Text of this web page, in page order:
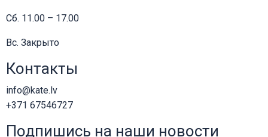
Сб. 11.00 – 17.00
Вс. Закрыто
Контакты
info@kate.lv
+371 67546727
Подпишись на наши новости